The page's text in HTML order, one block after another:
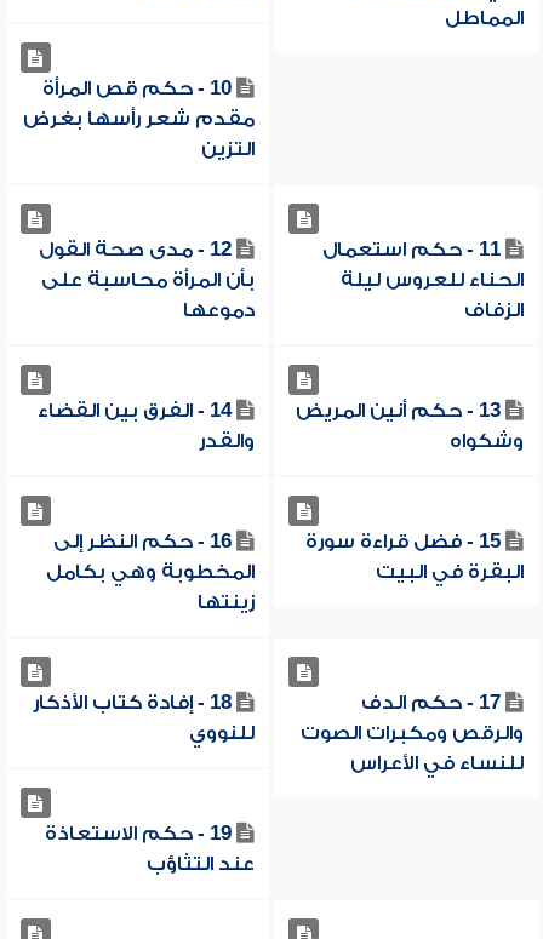
المماطل
10 - حكم قص المرأة
مقدم شعر رأسها بغرض
التزين
11 - حكم استعمال
الحناء للعروس ليلة
الزفاف
12 - مدى صحة القول
بأن المرأة محاسبة على
دموعها
13 - حكم أنين المريض
وشكواه
14 - الفرق بين القضاء
والقدر
15 - فضل قراءة سورة
البقرة في البيت
16 - حكم النظر إلى
المخطوبة وهي بكامل
زينتها
17 - حكم الدف
والرقص ومكبرات الصوت
للنساء في الأعراس
18 - إفادة كتاب الأذكار
للنووي
19 - حكم الاستعاذة
عند التثاؤب